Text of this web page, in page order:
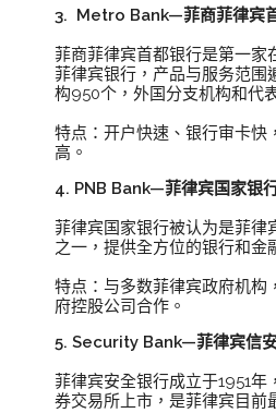
3. Metro Bank—菲商菲律宾
菲商菲律宾首都银行是第一家
菲律宾银行，产品与服务范围
构950个，外国分支机构和代
特点：开户快速、银行审卡快
高。
4. PNB Bank—菲律宾国家银
菲律宾国家银行被认为是菲律
之一，提供全方位的银行和金
特点：与多数菲律宾政府机构
府控股公司合作。
5. Security Bank—菲律宾信
菲律宾安全银行成立于1951年
券交易所上市，是菲律宾目前